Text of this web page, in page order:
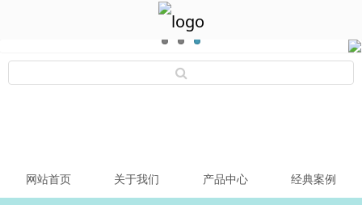
网站首页 关于我们 产品中心 经典案例